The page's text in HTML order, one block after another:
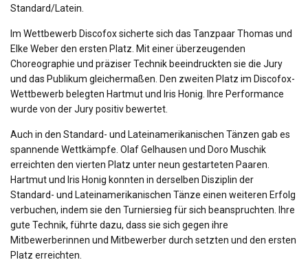
Standard/Latein.
Im Wettbewerb Discofox sicherte sich das Tanzpaar Thomas und
Elke Weber den ersten Platz. Mit einer überzeugenden
Choreographie und präziser Technik beeindruckten sie die Jury
und das Publikum gleichermaßen. Den zweiten Platz im Discofox-
Wettbewerb belegten Hartmut und Iris Honig. Ihre Performance
wurde von der Jury positiv bewertet.
Auch in den Standard- und Lateinamerikanischen Tänzen gab es
spannende Wettkämpfe. Olaf Gelhausen und Doro Muschik
erreichten den vierten Platz unter neun gestarteten Paaren.
Hartmut und Iris Honig konnten in derselben Disziplin der
Standard- und Lateinamerikanischen Tänze einen weiteren Erfolg
verbuchen, indem sie den Turniersieg für sich beanspruchten. Ihre
gute Technik, führte dazu, dass sie sich gegen ihre
Mitbewerberinnen und Mitbewerber durch setzten und den ersten
Platz erreichten.